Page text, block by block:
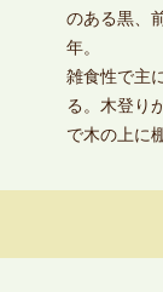
のある黒、
年。
雑食性で主
る。木登り
で木の上に